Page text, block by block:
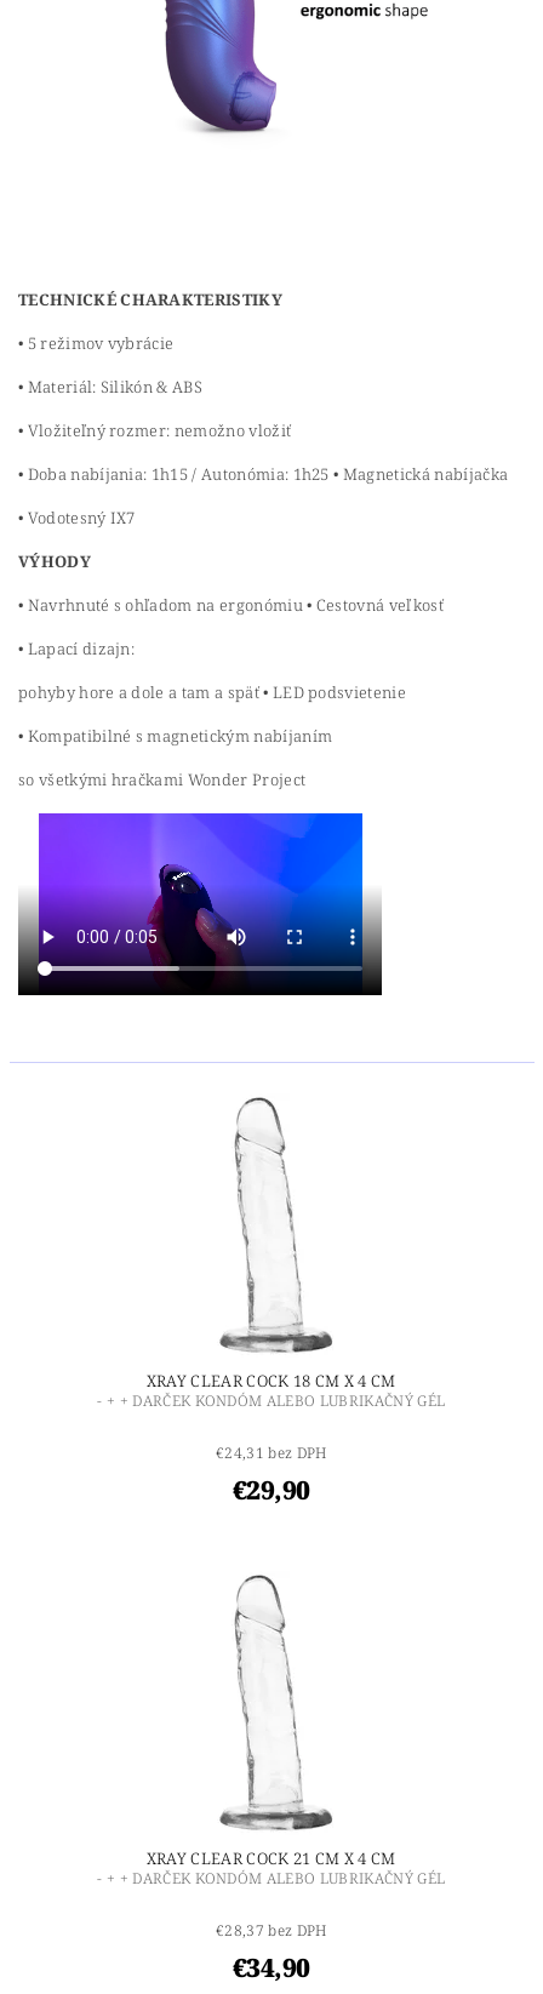
TECHNICKÉ CHARAKTERISTIKY
• 5 režimov vybrácie
• Materiál: Silikón & ABS
• Vložiteľný rozmer: nemožno vložiť
• Doba nabíjania: 1h15 / Autonómia: 1h25 • Magnetická nabíjačka
• Vodotesný IX7
VÝHODY
• Navrhnuté s ohľadom na ergonómiu • Cestovná veľkosť
• Lapací dizajn:
pohyby hore a dole a tam a späť • LED podsvietenie
• Kompatibilné s magnetickým nabíjaním
so všetkými hračkami Wonder Project
XRAY CLEAR COCK 18 CM X 4 CM
- + + DARČEK KONDÓM ALEBO LUBRIKAČNÝ GÉL
€24,31 bez DPH
€29,90
XRAY CLEAR COCK 21 CM X 4 CM
- + + DARČEK KONDÓM ALEBO LUBRIKAČNÝ GÉL
€28,37 bez DPH
€34,90